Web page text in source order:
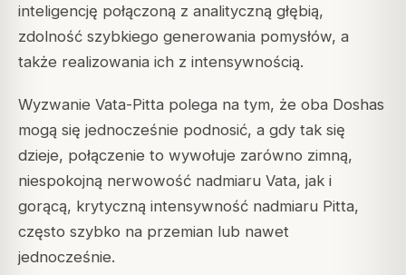
inteligencję połączoną z analityczną głębią,
zdolność szybkiego generowania pomysłów, a
także realizowania ich z intensywnością.
Wyzwanie Vata-Pitta polega na tym, że oba Doshas
mogą się jednocześnie podnosić, a gdy tak się
dzieje, połączenie to wywołuje zarówno zimną,
niespokojną nerwowość nadmiaru Vata, jak i
gorącą, krytyczną intensywność nadmiaru Pitta,
często szybko na przemian lub nawet
jednocześnie.